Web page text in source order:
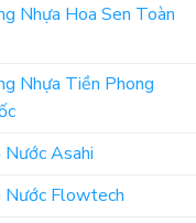
Nhựa Hoa Sen Toàn
Nhựa Tiền Phong
Asahi
Flowtech